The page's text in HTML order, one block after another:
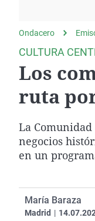
Ondacero
CULTURA
Los
ruta
La
negocios
en un
María Baraza
Madrid |